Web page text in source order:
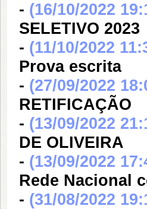
- (16/10/2022
SELETIVO 2023
- (11/10/2022
Prova escrita
- (27/09/2022
RETIFICAÇÃO
- (13/09/2022
DE OLIVEIRA
- (13/09/2022
Rede Nacional
- (31/08/2022